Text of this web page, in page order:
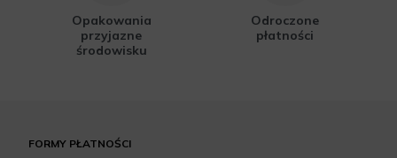
Opakowania
przyjazne
środowisku
Odroczone
płatności
FORMY PŁATNOŚCI